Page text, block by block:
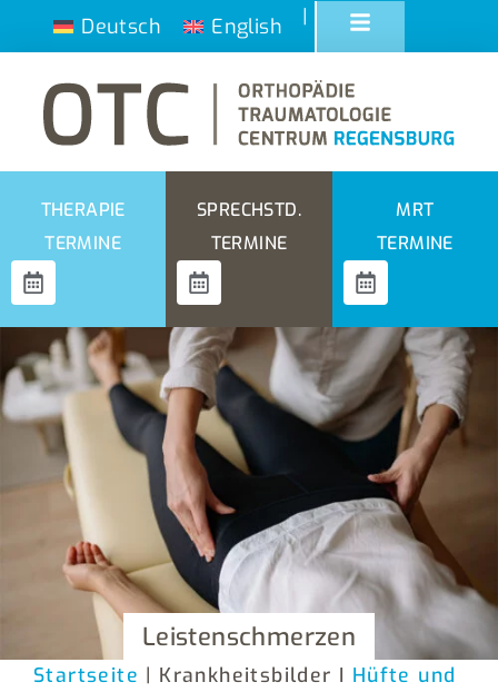
Deutsch English |
THERAPIE
TERMINE
SPRECHSTD.
TERMINE
MRT
TERMINE
Leistenschmerzen
Startseite | Krankheitsbilder I Hüfte und